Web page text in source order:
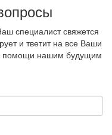
специалист свяжется
и тветит на все Ваши
помощи нашим будущим